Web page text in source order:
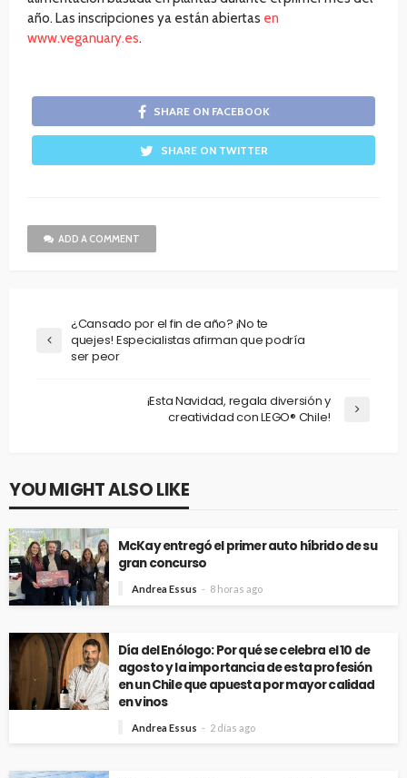
año. Las inscripciones ya están abiertas en
www.veganuary.es.
SHARE ON FACEBOOK
SHARE ON TWITTER
ADD A COMMENT
¿Cansado por el fin de año? ¡No te
quejes! Especialistas afirman que podría
ser peor
¡Esta Navidad, regala diversión y
creatividad con LEGO® Chile!
YOU MIGHT ALSO LIKE
McKay entregó el primer auto híbrido de su
gran concurso
Andrea Essus 8 horas ago
Día del Enólogo: Por qué se celebra el 10 de
agosto y la importancia de esta profesión
en un Chile que apuesta por mayor calidad
en vinos
Andrea Essus 2 días ago